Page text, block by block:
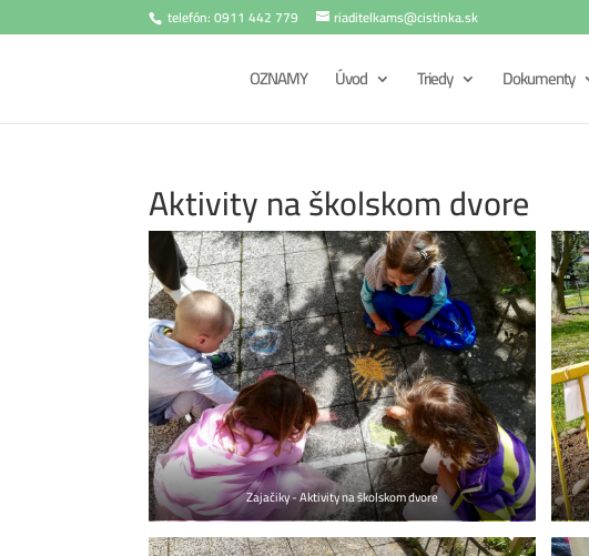
telefón: 0911 442 779 riaditelkams@cistinka.sk
OZNAMY Úvod Triedy Dokumenty
Aktivity na školskom dvore
Zajačiky - Aktivity na školskom dvore